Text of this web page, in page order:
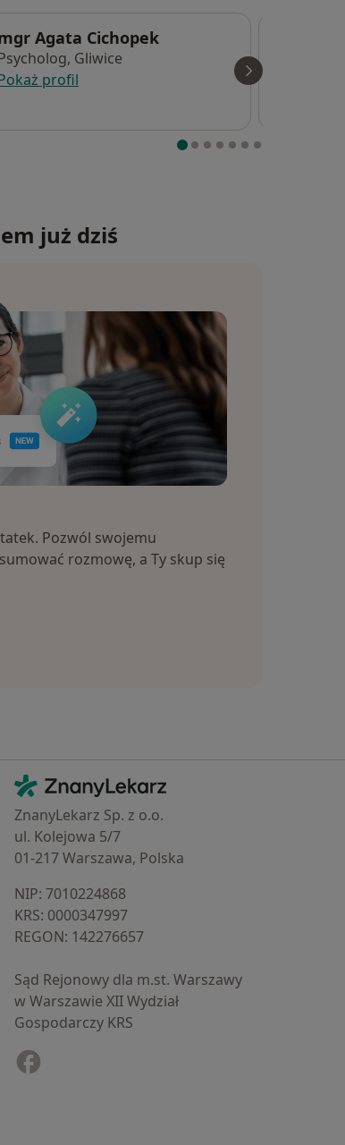
Agata Cichopek
Gliwice
profil
już dziś
Pozwól swojemu
rozmowę, a Ty skup się
Kontakt
ZnanyLekarz - Strona główna
ZnanyLekarz Sp. z o.o.
ul. Kolejowa 5/7
01-217 Warszawa, Polska
NIP: ⁠7010224868
KRS: ⁠0000347997
REGON: ⁠142276657
Sąd Rejonowy dla m.st. Warszawy
w Warszawie XII Wydział
Gospodarczy KRS